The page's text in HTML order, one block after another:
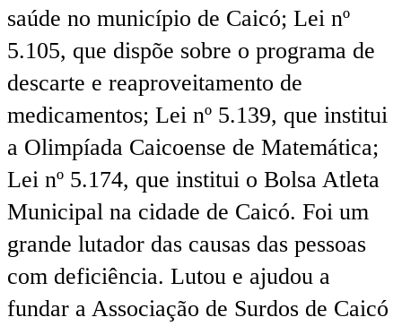
saúde no município de Caicó; Lei nº
5.105, que dispõe sobre o programa de
descarte e reaproveitamento de
medicamentos; Lei nº 5.139, que institui
a Olimpíada Caicoense de Matemática;
Lei nº 5.174, que institui o Bolsa Atleta
Municipal na cidade de Caicó. Foi um
grande lutador das causas das pessoas
com deficiência. Lutou e ajudou a
fundar a Associação de Surdos de Caicó